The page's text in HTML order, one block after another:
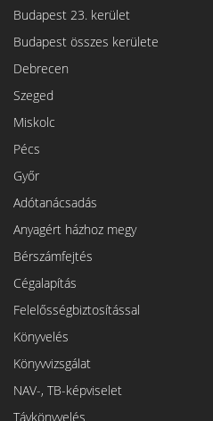
Budapest 23. kerület
Budapest összes kerülete
Debrecen
Szeged
Miskolc
Pécs
Győr
Adótanácsadás
Anyagért házhoz megy
Bérszámfejtés
Cégalapítás
Felelősségbiztosítással
Könyvelés
Könyvvizsgálat
NAV-, TB-képviselet
Távkönyvelés